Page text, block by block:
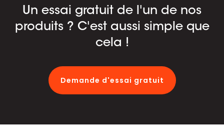
Un essai gratuit de l'un de nos
produits ? C'est aussi simple que
cela !
Demande d'essai gratuit